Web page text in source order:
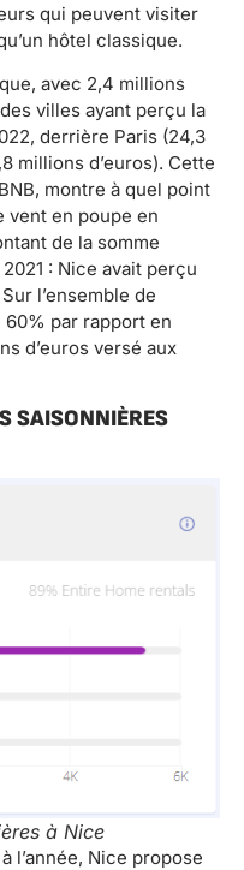
qui peuvent visiter
hôtel classique.
avec 2,4 millions
villes ayant perçu la
derrière Paris (24,3
millions d’euros). Cette
montre à quel point
vent en poupe en
de la somme
: Nice avait perçu
l’ensemble de
par rapport en
d’euros versé aux
SAISONNIÈRES
à Nice
l’année, Nice propose